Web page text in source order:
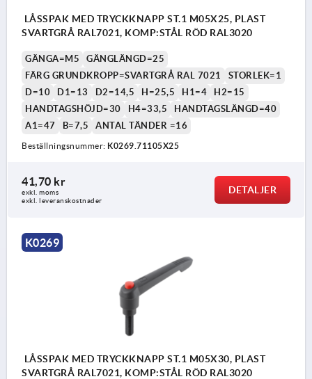
LÅSSPAK MED TRYCKKNAPP ST.1 M05X25, PLAST
SVARTGRÅ RAL7021, KOMP:STÅL RÖD RAL3020
GÄNGA=M5
GÄNGLÄNGD=25
FÄRG GRUNDKROPP=SVARTGRÅ RAL 7021
STORLEK=1
D=10
D1=13 D2=14,5 H=25,5 H1=4
H2=15
HANDTAGSHÖJD=30
H4=33,5
HANDTAGSLÄNGD=40
A1=47
B=7,5 ANTAL TÄNDER =16
Beställningsnummer: K0269.71105X25
41,70 kr
exkl. moms
exkl. leveranskostnader
DETALJER
K0269
LÅSSPAK MED TRYCKKNAPP ST.1 M05X30, PLAST
SVARTGRÅ RAL7021, KOMP:STÅL RÖD RAL3020